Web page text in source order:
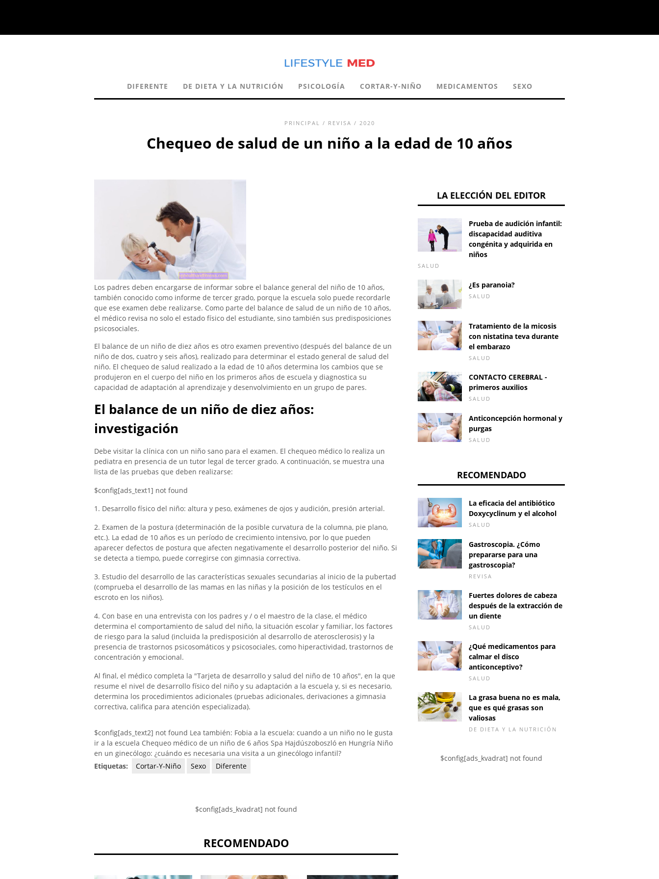
DIFERENTE DE DIETA Y LA NUTRICIÓN PSICOLOGÍA CORTAR-Y-NIÑO MEDICAMENTOS SEXO
PRINCIPAL / REVISA / 2020
Chequeo de salud de un niño a la edad de 10 años
Los padres deben encargarse de informar sobre el balance general del niño de 10 años,
también conocido como informe de tercer grado, porque la escuela solo puede recordarle
que ese examen debe realizarse. Como parte del balance de salud de un niño de 10 años,
el médico revisa no solo el estado físico del estudiante, sino también sus predisposiciones
psicosociales.
El balance de un niño de diez años es otro examen preventivo (después del balance de un
niño de dos, cuatro y seis años), realizado para determinar el estado general de salud del
niño. El chequeo de salud realizado a la edad de 10 años determina los cambios que se
produjeron en el cuerpo del niño en los primeros años de escuela y diagnostica su
capacidad de adaptación al aprendizaje y desenvolvimiento en un grupo de pares.
El balance de un niño de diez años:
investigación
Debe visitar la clínica con un niño sano para el examen. El chequeo médico lo realiza un
pediatra en presencia de un tutor legal de tercer grado. A continuación, se muestra una
lista de las pruebas que deben realizarse:
$config[ads_text1] not found
1. Desarrollo físico del niño: altura y peso, exámenes de ojos y audición, presión arterial.
2. Examen de la postura (determinación de la posible curvatura de la columna, pie plano,
etc.). La edad de 10 años es un período de crecimiento intensivo, por lo que pueden
aparecer defectos de postura que afecten negativamente el desarrollo posterior del niño. Si
se detecta a tiempo, puede corregirse con gimnasia correctiva.
3. Estudio del desarrollo de las características sexuales secundarias al inicio de la pubertad
(comprueba el desarrollo de las mamas en las niñas y la posición de los testículos en el
escroto en los niños).
4. Con base en una entrevista con los padres y / o el maestro de la clase, el médico
determina el comportamiento de salud del niño, la situación escolar y familiar, los factores
de riesgo para la salud (incluida la predisposición al desarrollo de aterosclerosis) y la
presencia de trastornos psicosomáticos y psicosociales, como hiperactividad, trastornos de
concentración y emocional.
Al final, el médico completa la "Tarjeta de desarrollo y salud del niño de 10 años", en la que
resume el nivel de desarrollo físico del niño y su adaptación a la escuela y, si es necesario,
determina los procedimientos adicionales (pruebas adicionales, derivaciones a gimnasia
correctiva, califica para atención especializada).
$config[ads_text2] not found Lea también: Fobia a la escuela: cuando a un niño no le gusta
ir a la escuela Chequeo médico de un niño de 6 años Spa Hajdúszoboszló en Hungría Niño
en un ginecólogo: ¿cuándo es necesaria una visita a un ginecólogo infantil?
Etiquetas:
Cortar-Y-Niño Sexo Diferente
$config[ads_kvadrat] not found
RECOMENDADO
LA ELECCIÓN DEL EDITOR
Prueba de audición infantil:
discapacidad auditiva
congénita y adquirida en
niños
SALUD
¿Es paranoia?
SALUD
Tratamiento de la micosis
con nistatina teva durante
el embarazo
SALUD
CONTACTO CEREBRAL -
primeros auxilios
SALUD
Anticoncepción hormonal y
purgas
SALUD
RECOMENDADO
La eficacia del antibiótico
Doxycyclinum y el alcohol
SALUD
Gastroscopia. ¿Cómo
prepararse para una
gastroscopia?
REVISA
Fuertes dolores de cabeza
después de la extracción de
un diente
SALUD
¿Qué medicamentos para
calmar el disco
anticonceptivo?
SALUD
La grasa buena no es mala,
que es qué grasas son
valiosas
DE DIETA Y LA NUTRICIÓN
$config[ads_kvadrat] not found